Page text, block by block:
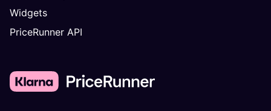
Widgets
PriceRunner API